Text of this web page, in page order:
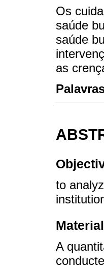
Os
saúde
saúde
as
to
A